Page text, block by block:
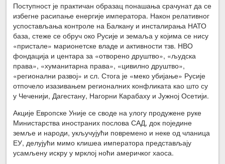
Поступност је практичан образац понашања срачунат да се
избегне расипање енергије императора. Након релативног
успостављања контроле на Балкану и инсталирања НАТО
база, стеже се обруч око Русије и земаља у којима се нису
«пристале» марионетске владе и активности тзв. НВО
фондација и центара за «отворено друштво», «људска
права», «хуманитарна права», «цивилно друштво»,
«регионални развој» и сл. Стога је «меко убијање» Русије
отпочело изазивањем регионалних конфликата као што су
у Чеченији, Дагестану, Нагорни Карабаху и Јужној Осетији.
Акције Европске Уније се своде на улогу продужене руке
Министарства иностраних послова САД, док поједине
земље и народи, укључујући повремено и неке од чланица
ЕУ, делујући мимо клишеа императора представљају
усамљену искру у мрклој ноћи америчког хаоса.